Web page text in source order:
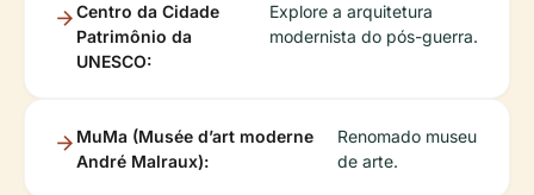
Centro da Cidade
Patrimônio da
UNESCO:
Explore a arquitetura
modernista do pós-guerra.
MuMa (Musée d’art moderne
André Malraux):
Renomado museu
de arte.